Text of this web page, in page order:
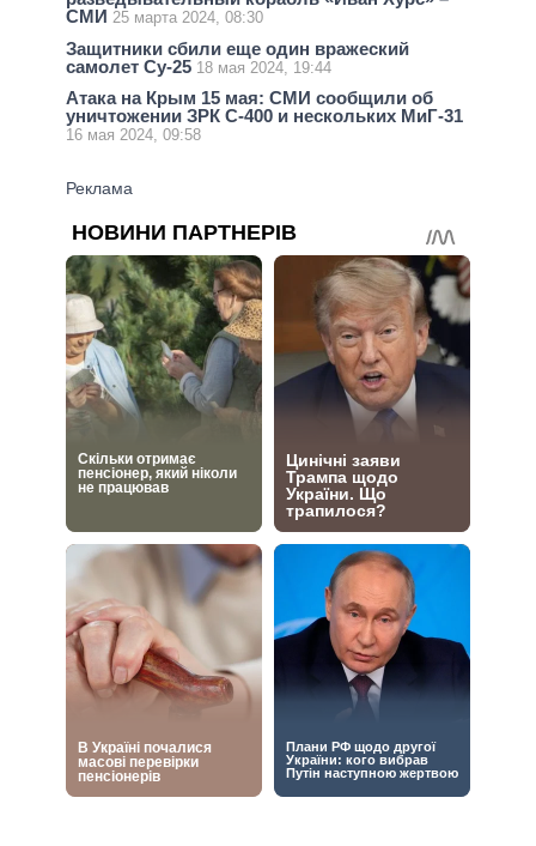
СМИ 25 марта 2024, 08:30
Защитники сбили еще один вражеский
самолет Су-25 18 мая 2024, 19:44
Атака на Крым 15 мая: СМИ сообщили об
уничтожении ЗРК С-400 и нескольких МиГ-31
16 мая 2024, 09:58